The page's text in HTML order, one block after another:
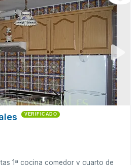
VERIFICADO
1ª cocina comedor y cuarto de